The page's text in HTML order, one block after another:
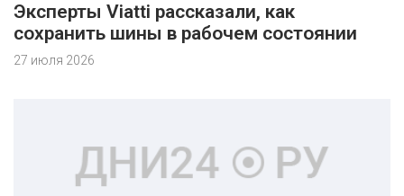
Эксперты Viatti рассказали, как
сохранить шины в рабочем состоянии
27 июля 2026